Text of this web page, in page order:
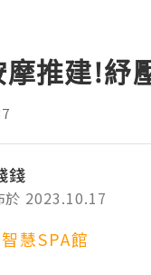
摩推建!紓
錢
於 2023.10.17
慧SPA館